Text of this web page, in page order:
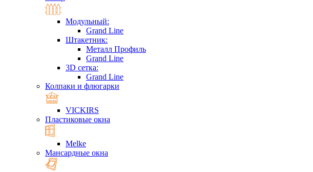
Модульный:
Grand Line
Штакетник:
Металл Профиль
Grand Line
3D сетка:
Grand Line
Колпаки и флюгарки
VICKIRS
Пластиковые окна
Melke
Мансардные окна